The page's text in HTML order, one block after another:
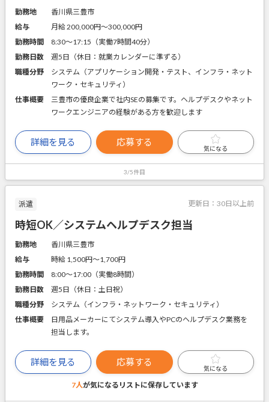
勤務地
香川県三豊市
給与
月給 200,000円〜300,000円
勤務時間
8:30～17:15（実働7時間40分）
勤務日数
週5日（休日：就業カレンダーに準ずる）
職種分野
システム（アプリケーション開発・テスト、インフラ・ネット
ワーク・セキュリティ）
仕事概要
三豊市の優良企業で社内SEの募集です。ヘルプデスクやネット
ワークエンジニアの経験がある方を歓迎します
詳細を見る 応募する
気になる
3/5件目
派遣 更新日： 30日以上前
時短OK／システムヘルプデスク担当
勤務地
香川県三豊市
給与
時給 1,500円〜1,700円
勤務時間
8:00～17:00（実働8時間）
勤務日数
週5日（休日：土日祝）
職種分野
システム（インフラ・ネットワーク・セキュリティ）
仕事概要
日用品メーカーにてシステム導入やPCのヘルプデスク業務を
担当します。
詳細を見る 応募する
気になる
7人が気になるリストに保存しています